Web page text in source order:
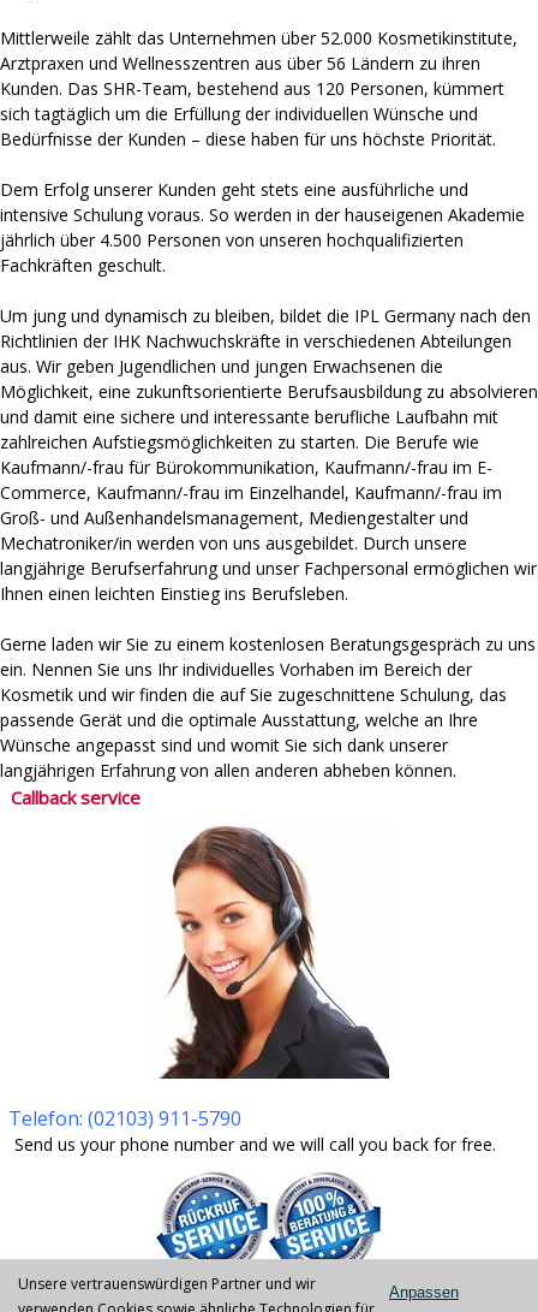
Mittlerweile zählt das Unternehmen über 52.000 Kosmetikinstitute,
Arztpraxen und Wellnesszentren aus über 56 Ländern zu ihren
Kunden. Das SHR-Team, bestehend aus 120 Personen, kümmert
sich tagtäglich um die Erfüllung der individuellen Wünsche und
Bedürfnisse der Kunden – diese haben für uns höchste Priorität.
Dem Erfolg unserer Kunden geht stets eine ausführliche und
intensive Schulung voraus. So werden in der hauseigenen Akademie
jährlich über 4.500 Personen von unseren hochqualifizierten
Fachkräften geschult.
Um jung und dynamisch zu bleiben, bildet die IPL Germany nach den
Richtlinien der IHK Nachwuchskräfte in verschiedenen Abteilungen
aus. Wir geben Jugendlichen und jungen Erwachsenen die
Möglichkeit, eine zukunftsorientierte Berufsausbildung zu absolvieren
und damit eine sichere und interessante berufliche Laufbahn mit
zahlreichen Aufstiegsmöglichkeiten zu starten. Die Berufe wie
Kaufmann/-frau für Bürokommunikation, Kaufmann/-frau im E-
Commerce, Kaufmann/-frau im Einzelhandel, Kaufmann/-frau im
Groß- und Außenhandelsmanagement, Mediengestalter und
Mechatroniker/in werden von uns ausgebildet. Durch unsere
langjährige Berufserfahrung und unser Fachpersonal ermöglichen wir
Ihnen einen leichten Einstieg ins Berufsleben.
Gerne laden wir Sie zu einem kostenlosen Beratungsgespräch zu uns
ein. Nennen Sie uns Ihr individuelles Vorhaben im Bereich der
Kosmetik und wir finden die auf Sie zugeschnittene Schulung, das
passende Gerät und die optimale Ausstattung, welche an Ihre
Wünsche angepasst sind und womit Sie sich dank unserer
langjährigen Erfahrung von allen anderen abheben können.
Callback service
Telefon: (02103) 911-5790
Send us your phone number and we will call you back for free.
Unsere vertrauenswürdigen Partner und wir
Anpassen